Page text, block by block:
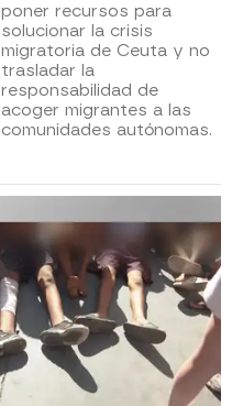
poner recursos para
solucionar la crisis
migratoria de Ceuta y no
trasladar la
responsabilidad de
acoger migrantes a las
comunidades autónomas.